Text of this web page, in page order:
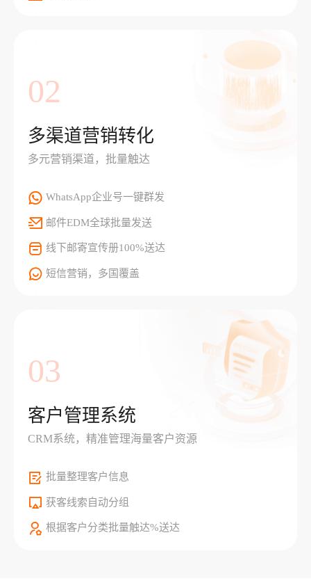
02
多渠道营销转化
多元营销渠道，批量触达
WhatsApp企业号一键群发
邮件EDM全球批量发送
线下邮寄宣传册100%送达
短信营销，多国覆盖
03
客户管理系统
CRM系统，精准管理海量客户资源
批量整理客户信息
获客线索自动分组
根据客户分类批量触达%送达